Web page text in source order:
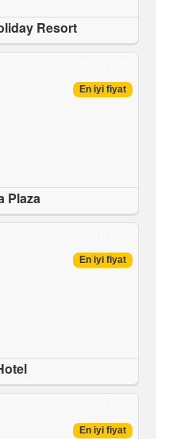
Resort
En iyi fiyat
Plaza
En iyi fiyat
En iyi fiyat